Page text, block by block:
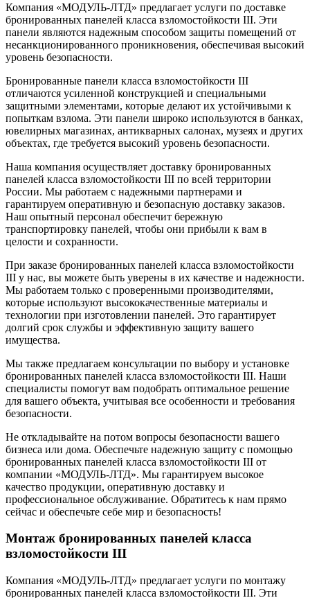
Компания «МОДУЛЬ-ЛТД» предлагает услуги по доставке
бронированных панелей класса взломостойкости III. Эти
панели являются надежным способом защиты помещений от
несанкционированного проникновения, обеспечивая высокий
уровень безопасности.
Бронированные панели класса взломостойкости III
отличаются усиленной конструкцией и специальными
защитными элементами, которые делают их устойчивыми к
попыткам взлома. Эти панели широко используются в банках,
ювелирных магазинах, антикварных салонах, музеях и других
объектах, где требуется высокий уровень безопасности.
Наша компания осуществляет доставку бронированных
панелей класса взломостойкости III по всей территории
России. Мы работаем с надежными партнерами и
гарантируем оперативную и безопасную доставку заказов.
Наш опытный персонал обеспечит бережную
транспортировку панелей, чтобы они прибыли к вам в
целости и сохранности.
При заказе бронированных панелей класса взломостойкости
III у нас, вы можете быть уверены в их качестве и надежности.
Мы работаем только с проверенными производителями,
которые используют высококачественные материалы и
технологии при изготовлении панелей. Это гарантирует
долгий срок службы и эффективную защиту вашего
имущества.
Мы также предлагаем консультации по выбору и установке
бронированных панелей класса взломостойкости III. Наши
специалисты помогут вам подобрать оптимальное решение
для вашего объекта, учитывая все особенности и требования
безопасности.
Не откладывайте на потом вопросы безопасности вашего
бизнеса или дома. Обеспечьте надежную защиту с помощью
бронированных панелей класса взломостойкости III от
компании «МОДУЛЬ-ЛТД». Мы гарантируем высокое
качество продукции, оперативную доставку и
профессиональное обслуживание. Обратитесь к нам прямо
сейчас и обеспечьте себе мир и безопасность!
Монтаж бронированных панелей класса
взломостойкости III
Компания «МОДУЛЬ-ЛТД» предлагает услуги по монтажу
бронированных панелей класса взломостойкости III. Эти